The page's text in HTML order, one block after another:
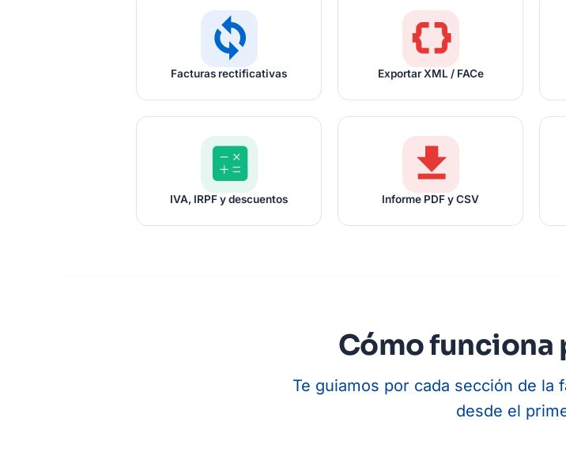
sync
Facturas rectificativas
data_object
Exportar XML / FACe
calculate
IVA, IRPF y descuentos
download
Informe PDF y CSV
Cómo funciona
Te guiamos por cada sección de la
desde el